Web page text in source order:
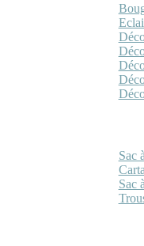
Sac
Sac